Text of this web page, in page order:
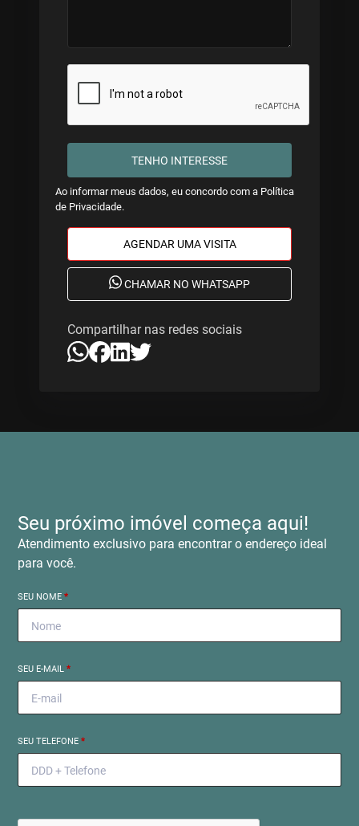
TENHO INTERESSE
Ao informar meus dados, eu concordo com a Política
de Privacidade.
AGENDAR UMA VISITA
CHAMAR NO WHATSAPP
Compartilhar nas redes sociais
Seu próximo imóvel começa aqui!
Atendimento exclusivo para encontrar o endereço ideal
para você.
SEU NOME*
SEU E-MAIL*
SEU TELEFONE*